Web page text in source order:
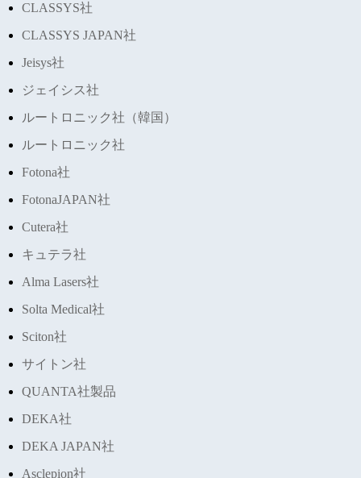
CLASSYS社
CLASSYS JAPAN社
Jeisys社
ジェイシス社
ルートロニック社（韓国）
ルートロニック社
Fotona社
FotonaJAPAN社
Cutera社
キュテラ社
Alma Lasers社
Solta Medical社
Sciton社
サイトン社
QUANTA社製品
DEKA社
DEKA JAPAN社
Asclepion社